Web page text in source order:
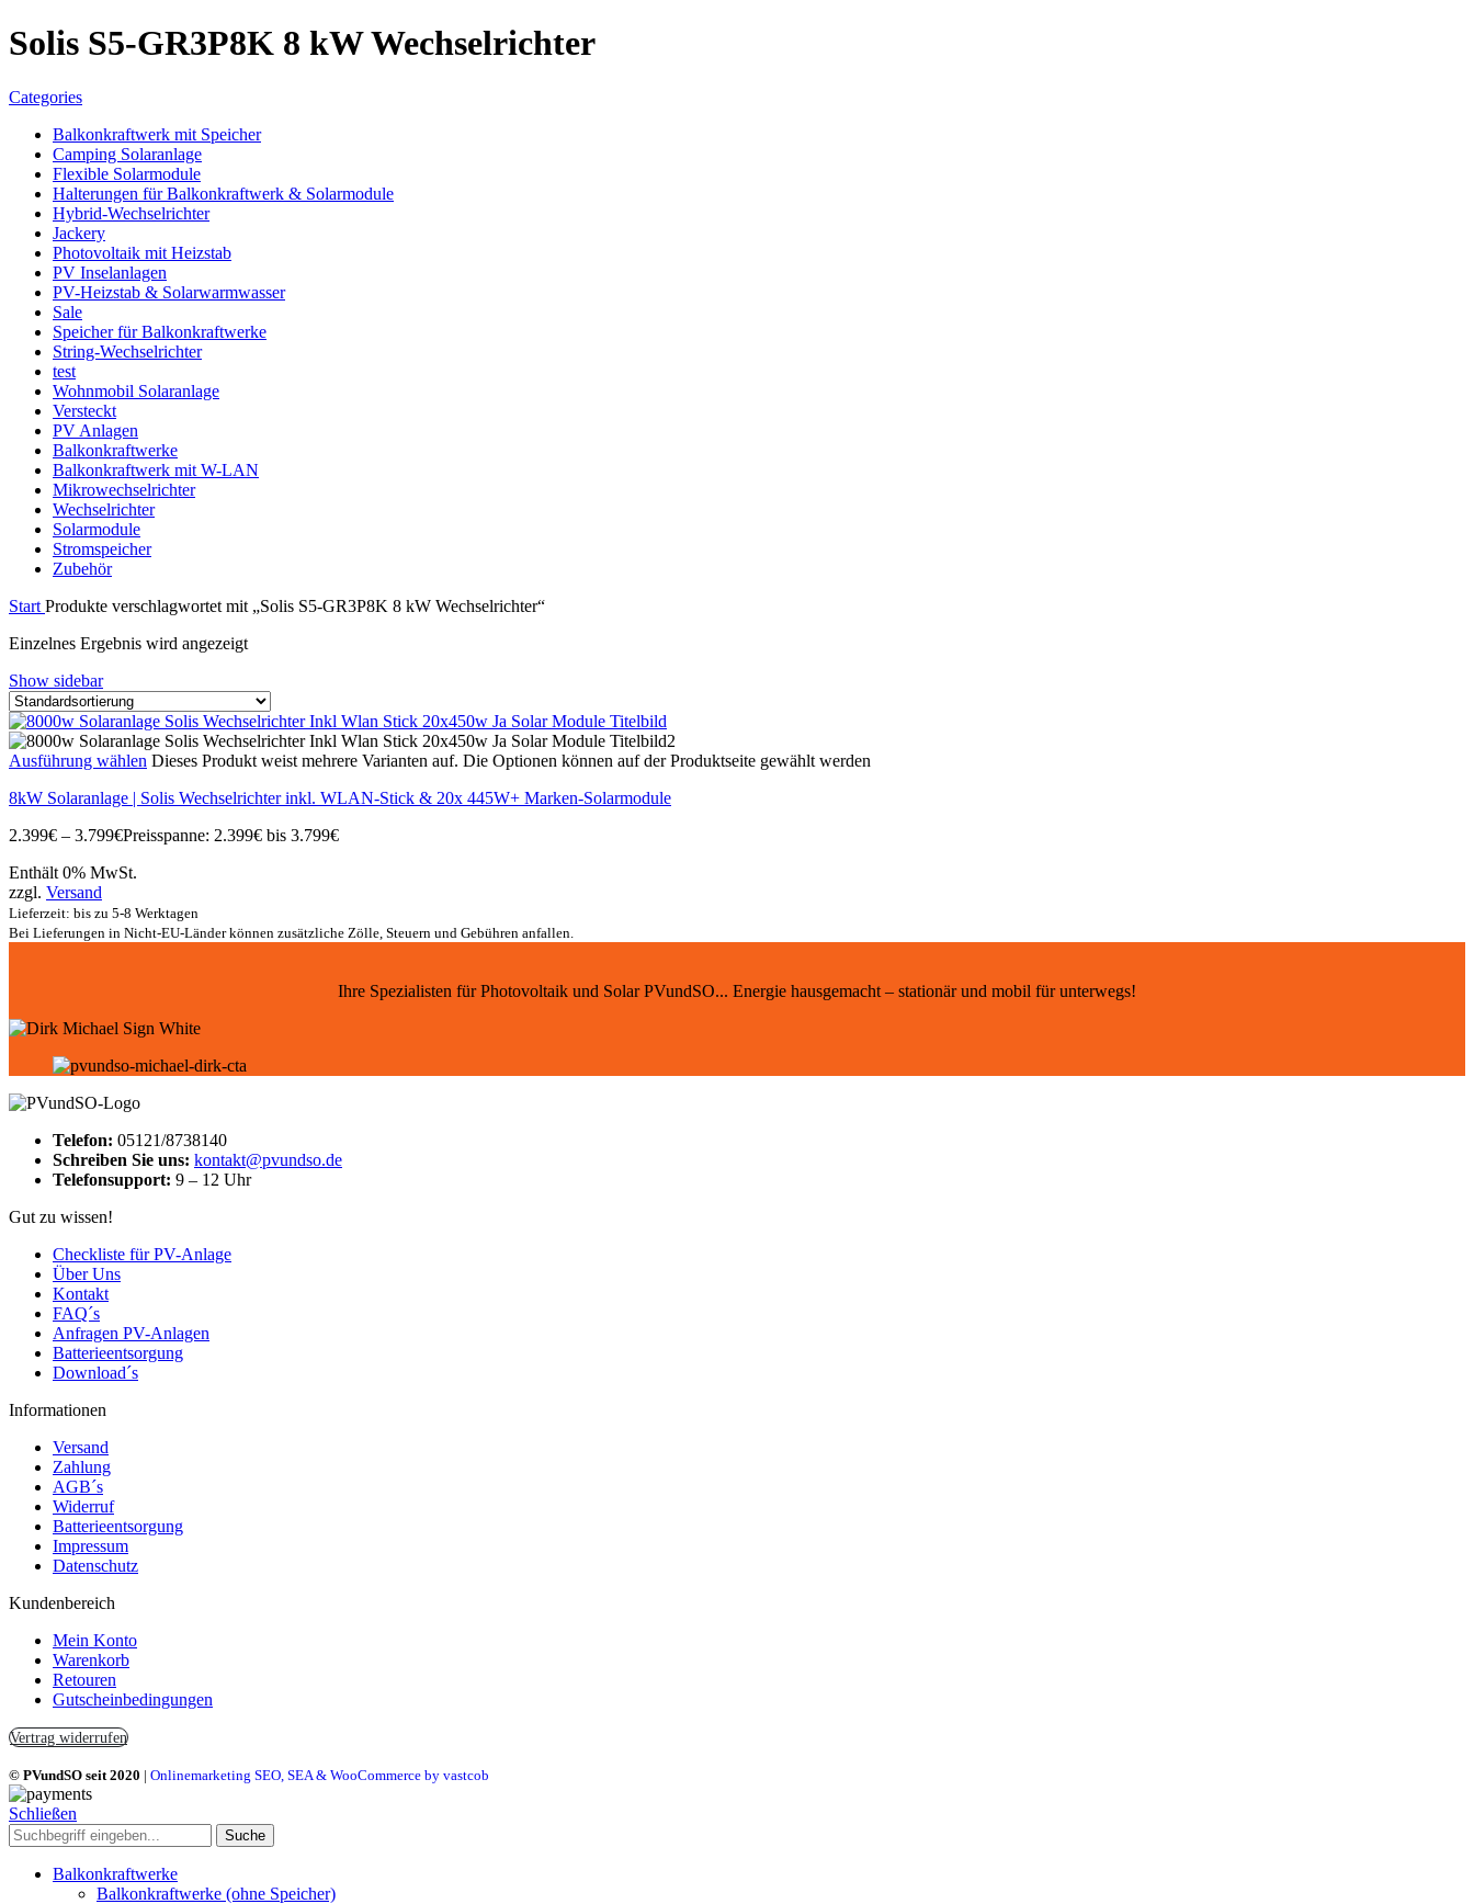
Solis S5-GR3P8K 8 kW Wechselrichter
Categories
Balkonkraftwerk mit Speicher
Camping Solaranlage
Flexible Solarmodule
Halterungen für Balkonkraftwerk & Solarmodule
Hybrid-Wechselrichter
Jackery
Photovoltaik mit Heizstab
PV Inselanlagen
PV-Heizstab & Solarwarmwasser
Sale
Speicher für Balkonkraftwerke
String-Wechselrichter
test
Wohnmobil Solaranlage
Versteckt
PV Anlagen
Balkonkraftwerke
Balkonkraftwerk mit W-LAN
Mikrowechselrichter
Wechselrichter
Solarmodule
Stromspeicher
Zubehör
Start Produkte verschlagwortet mit „Solis S5-GR3P8K 8 kW Wechselrichter“
Einzelnes Ergebnis wird angezeigt
Show sidebar
Ausführung wählen Dieses Produkt weist mehrere Varianten auf. Die Optionen können auf der Produktseite gewählt werden
8kW Solaranlage | Solis Wechselrichter inkl. WLAN-Stick & 20x 445W+ Marken-Solarmodule
2.399€ – 3.799€Preisspanne: 2.399€ bis 3.799€
Enthält 0% MwSt.
zzgl. Versand
Lieferzeit: bis zu 5-8 Werktagen
Bei Lieferungen in Nicht-EU-Länder können zusätzliche Zölle, Steuern und Gebühren anfallen.
Ihre Spezialisten für Photovoltaik und Solar PVundSO... Energie hausgemacht – stationär und mobil für unterwegs!
Telefon: 05121/8738140
Schreiben Sie uns: kontakt@pvundso.de
Telefonsupport: 9 – 12 Uhr
Gut zu wissen!
Checkliste für PV-Anlage
Über Uns
Kontakt
FAQ´s
Anfragen PV-Anlagen
Batterieentsorgung
Download´s
Informationen
Versand
Zahlung
AGB´s
Widerruf
Batterieentsorgung
Impressum
Datenschutz
Kundenbereich
Mein Konto
Warenkorb
Retouren
Gutscheinbedingungen
Vertrag widerrufen
© PVundSO seit 2020 | Onlinemarketing SEO, SEA & WooCommerce by vastcob
Schließen
Suche
Balkonkraftwerke
Balkonkraftwerke (ohne Speicher)